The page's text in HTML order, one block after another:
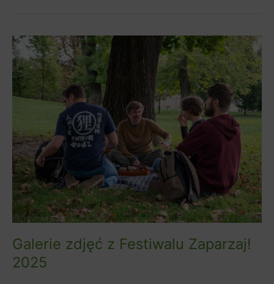
Galerie zdjęć z Festiwalu Zaparzaj!
2025
Galerie
zdjęć
z
Festiwalu
Zaparzaj!